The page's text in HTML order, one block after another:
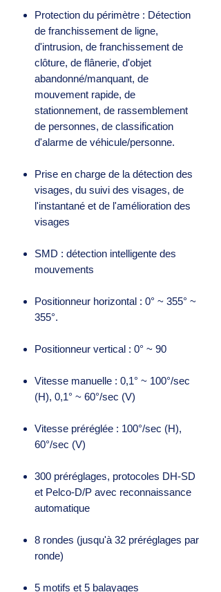
Protection du périmètre : Détection
de franchissement de ligne,
d'intrusion, de franchissement de
clôture, de flânerie, d'objet
abandonné/manquant, de
mouvement rapide, de
stationnement, de rassemblement
de personnes, de classification
d'alarme de véhicule/personne.
Prise en charge de la détection des
visages, du suivi des visages, de
l'instantané et de l'amélioration des
visages
SMD : détection intelligente des
mouvements
Positionneur horizontal : 0° ~ 355° ~
355°.
Positionneur vertical : 0° ~ 90
Vitesse manuelle : 0,1° ~ 100°/sec
(H), 0,1° ~ 60°/sec (V)
Vitesse préréglée : 100°/sec (H),
60°/sec (V)
300 préréglages, protocoles DH-SD
et Pelco-D/P avec reconnaissance
automatique
8 rondes (jusqu'à 32 préréglages par
ronde)
5 motifs et 5 balayages